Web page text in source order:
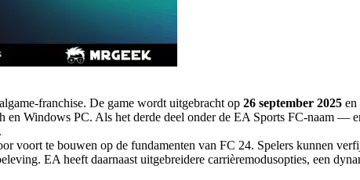
franchise. De game wordt uitgebracht op 26 september 2025 en
Windows PC. Als het derde deel onder de EA Sports FC-naam —
te bouwen op de fundamenten van FC 24. Spelers kunnen
EA heeft daarnaast uitgebreidere carrièremodusopties, een